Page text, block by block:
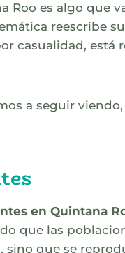
Roo es algo que
reescribe
casualidad, está
a seguir
en Quintana
que las
sino que se